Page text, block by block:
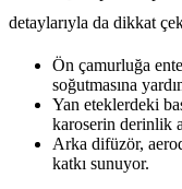
detaylarıyla da dikkat
Ön çamurluğa
soğutmasına
Yan eteklerdeki
karoserin derinlik
Arka difüzör,
katkı sunuyor.